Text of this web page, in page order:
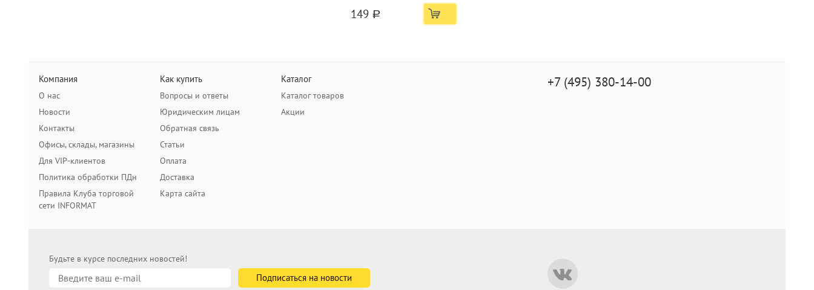
маркировки
149 a
Компания
О нас
Новости
Контакты
Офисы, склады, магазины
Для VIP-клиентов
Политика обработки ПДн
Правила Клуба торговой
сети INFORMAT
Как купить
Вопросы и ответы
Юридическим лицам
Обратная связь
Статьи
Оплата
Доставка
Карта сайта
Каталог
Каталог товаров
Акции
+7 (495) 380-14-00
Будьте в курсе последних новостей!